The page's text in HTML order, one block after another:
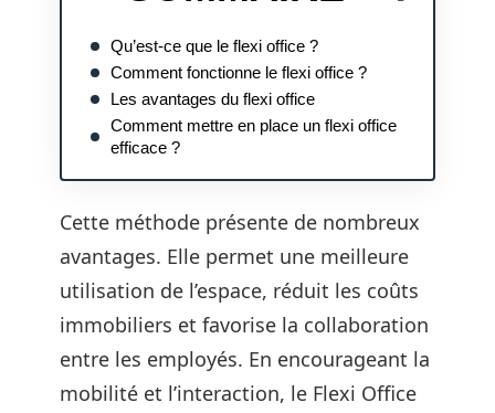
Qu’est-ce que le flexi office ?
Comment fonctionne le flexi office ?
Les avantages du flexi office
Comment mettre en place un flexi office
efficace ?
Cette méthode présente de nombreux
avantages. Elle permet une meilleure
utilisation de l’espace, réduit les coûts
immobiliers et favorise la collaboration
entre les employés. En encourageant la
mobilité et l’interaction, le Flexi Office